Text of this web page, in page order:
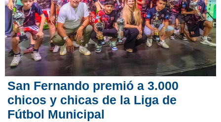
San Fernando premió a 3.000
chicos y chicas de la Liga de
Fútbol Municipal